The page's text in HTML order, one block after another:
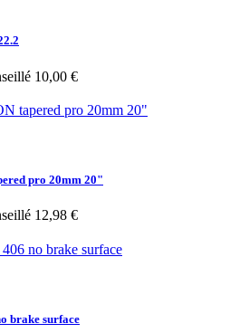
10,00 €
pro 20mm 20"
12,98 €
brake surface